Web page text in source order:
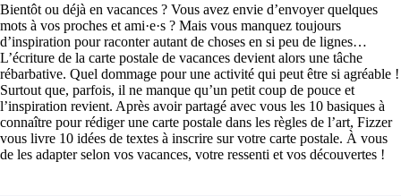
Bientôt ou déjà en vacances ? Vous avez envie d’envoyer quelques
mots à vos proches et ami·e·s ? Mais vous manquez toujours
d’inspiration pour raconter autant de choses en si peu de lignes…
L’écriture de la carte postale de vacances devient alors une tâche
rébarbative. Quel dommage pour une activité qui peut être si agréable !
Surtout que, parfois, il ne manque qu’un petit coup de pouce et
l’inspiration revient. Après avoir partagé avec vous les 10 basiques à
connaître pour rédiger une carte postale dans les règles de l’art, Fizzer
vous livre 10 idées de textes à inscrire sur votre carte postale. À vous
de les adapter selon vos vacances, votre ressenti et vos découvertes !